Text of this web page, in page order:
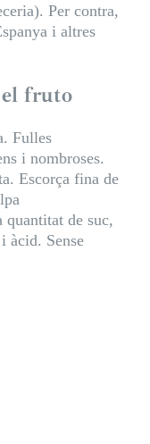
Per contra,
i altres
fruto
Fulles
i nombroses.
Escorça fina de
de suc,
àcid. Sense